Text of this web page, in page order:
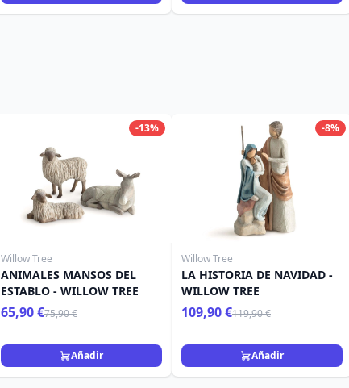
-13%
Willow Tree
ANIMALES MANSOS DEL
ESTABLO - WILLOW TREE
65,90 €75,90 €
Añadir
-8%
Willow Tree
LA HISTORIA DE NAVIDAD -
WILLOW TREE
109,90 €119,90 €
Añadir